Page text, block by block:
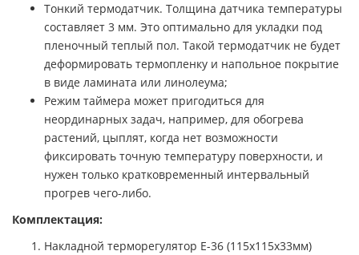
Тонкий термодатчик. Толщина датчика температуры
составляет 3 мм. Это оптимально для укладки под
пленочный теплый пол. Такой термодатчик не будет
деформировать термопленку и напольное покрытие
в виде ламината или линолеума;
Режим таймера может пригодиться для
неординарных задач, например, для обогрева
растений, цыплят, когда нет возможности
фиксировать точную температуру поверхности, и
нужен только кратковременный интервальный
прогрев чего-либо.
Комплектация:
Накладной терморегулятор Е-36 (115х115х33мм)